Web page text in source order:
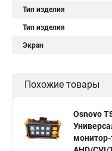
Тип изделия
Тип изделия
Экран
Похожие товары
Osnovo
монитор-